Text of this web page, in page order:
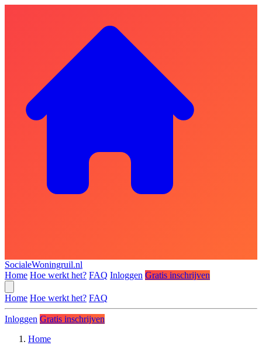
SocialeWoningruil.nl
Home Hoe werkt het? FAQ Inloggen Gratis inschrijven
Home Hoe werkt het? FAQ
Inloggen Gratis inschrijven
Home